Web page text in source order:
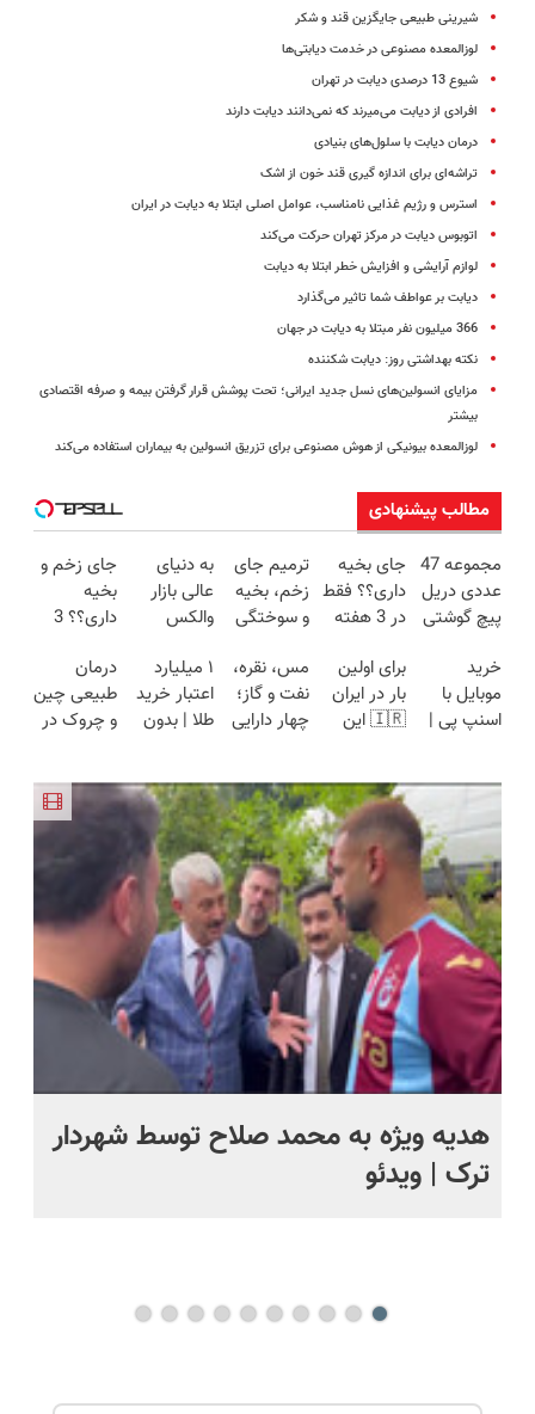
شیرینی طبیعی جایگزین قند و شکر
لوزالمعده مصنوعی در خدمت دیابتی‌ها
شیوع 13 درصدی دیابت در تهران
افرادی از دیابت می‌میرند که نمی‌دانند دیابت دارند
درمان دیابت با سلول‌های بنیادی
تراشه‌ای برای اندازه گیری قند خون از اشک
استرس و رژیم غذایی نامناسب، عوامل اصلی ابتلا به دیابت در ایران
اتوبوس دیابت در مرکز تهران حرکت می‌کند
لوازم آرایشی و افزایش خطر ابتلا به دیابت
دیابت بر عواطف شما تاثیر می‌گذارد
366 میلیون نفر مبتلا به دیابت در جهان
نکته بهداشتی روز: دیابت شکننده
مزایای انسولین‌های نسل جدید ایرانی؛ تحت پوشش قرار گرفتن بیمه و صرفه اقتصادی
بیشتر
لوزالمعده بیونیکی از هوش مصنوعی برای تزریق انسولین به بیماران استفاده می‌کند
مطالب پیشنهادی
مجموعه 47
عددی دریل
پیچ گوشتی
(تخفیف به
مدت
محدود)
جای بخیه
داری؟؟ فقط
در 3 هفته
کن!😍
ترمیم جای
زخم، بخیه
و سوختگی
هفته!!😍
به دنیای
عالی بازار
والکس
آمدید! ترید
را آغاز کنید!
جای زخم و
بخیه
داری؟؟ 3
محوش کن!
خرید
موبایل با
اسنپ پی |
برای اولین
بار در ایران
🇮🇷 این
23 روزه
ساخت!
مس، نقره،
نفت و گاز؛
چهار دارایی
۱ میلیارد
اعتبار خرید
طلا | بدون
درمان
طبیعی چین
و چروک در
آلمانی(45%تخفیف)
هدیه ویژه به محمد صلاح توسط شهردار
ترک | ویدئو